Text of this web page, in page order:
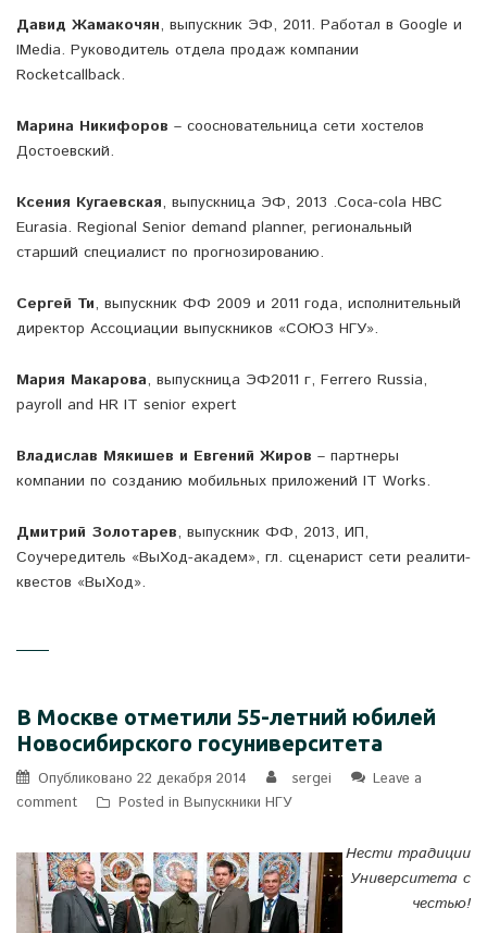
Давид Жамакочян, выпускник ЭФ, 2011. Работал в Google и
IMedia. Руководитель отдела продаж компании
Rocketcallback.
Марина Никифоров – соосновательница сети хостелов
Достоевский.
Ксения Кугаевская, выпускница ЭФ, 2013 .Coca-cola HBC
Eurasia. Regional Senior demand planner, региональный
старший специалист по прогнозированию.
Сергей Ти, выпускник ФФ 2009 и 2011 года, исполнительный
директор Ассоциации выпускников «СОЮЗ НГУ».
Мария Макарова, выпускница ЭФ2011 г, Ferrero Russia,
payroll and HR IT senior expert
Владислав Мякишев и Евгений Жиров – партнеры
компании по созданию мобильных приложений IT Works.
Дмитрий Золотарев, выпускник ФФ, 2013, ИП,
Соучередитель «ВыХод-академ», гл. сценарист сети реалити-
квестов «ВыХод».
В Москве отметили 55-летний юбилей
Новосибирского госуниверситета
Опубликовано 22 декабря 2014 sergei
Leave a
comment
Posted in Выпускники НГУ
Нести традиции
Университета с
честью!